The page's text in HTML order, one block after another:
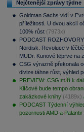
Nejčtenější zprávy týdne
Goldman Sachs vidí v
příležitosti. U dvou akcií
100% růst (7973x)
PODCAST
Nordisk. Revoluce v
MUDr. Kunové teprve na
CSG výrazně překonala
divize táhne růst, výhled
PREVIEW: CSG míří k
Klíčové bude tempo
zakázkové knihy (4189x)
PODCAST Týdenní
pozornosti AMD a Palantir